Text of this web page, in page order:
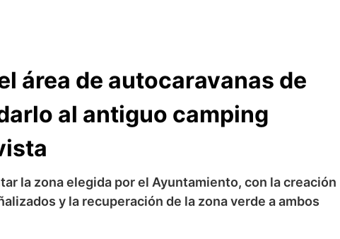
área de autocaravanas de
al antiguo camping
la zona elegida por el Ayuntamiento, con la creación
y la recuperación de la zona verde a ambos